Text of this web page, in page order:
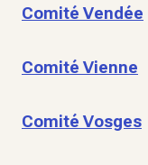
Comité Vendée
Comité Vienne
Comité Vosges